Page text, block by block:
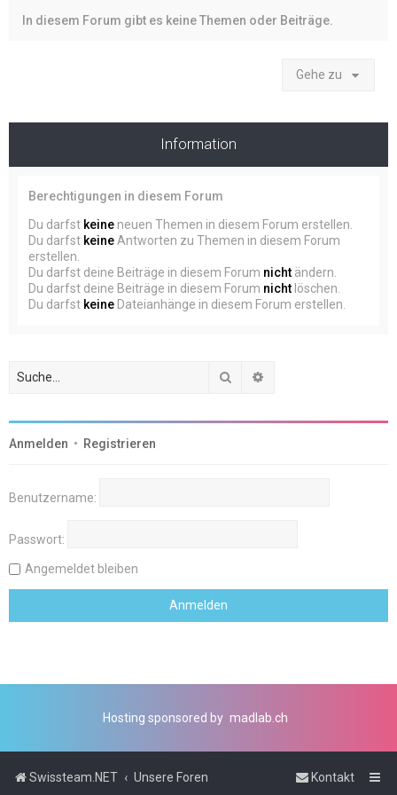
In diesem Forum gibt es keine Themen oder Beiträge.
Gehe zu
Information
Berechtigungen in diesem Forum
Du darfst keine neuen Themen in diesem Forum erstellen.
Du darfst keine Antworten zu Themen in diesem Forum
erstellen.
Du darfst deine Beiträge in diesem Forum nicht ändern.
Du darfst deine Beiträge in diesem Forum nicht löschen.
Du darfst keine Dateianhänge in diesem Forum erstellen.
Suche
Anmelden • Registrieren
Benutzername:
Passwort:
Angemeldet bleiben
Hosting sponsored by madlab.ch
Swissteam.NET Unsere Foren Kontakt